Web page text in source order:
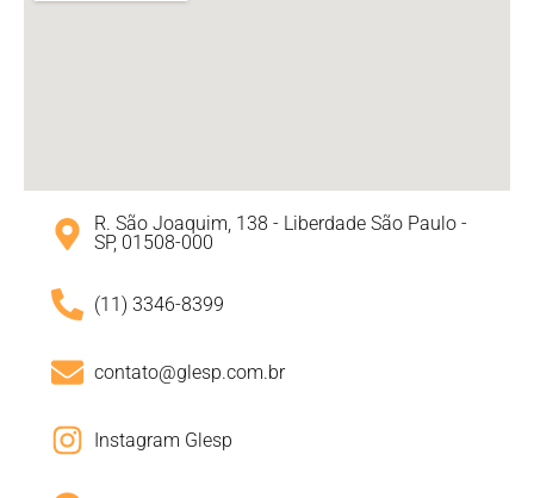
R. São Joaquim, 138 - Liberdade São Paulo -
SP, 01508-000
(11) 3346-8399
contato@glesp.com.br
Instagram Glesp